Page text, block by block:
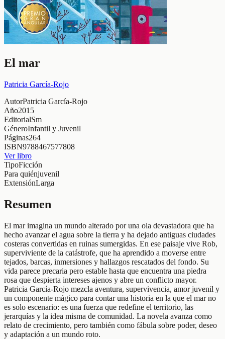
El mar
Patricia García-Rojo
AutorPatricia García-Rojo
Año2015
EditorialSm
GéneroInfantil y Juvenil
Páginas264
ISBN9788467577808
Ver libro
TipoFicción
Para quiénjuvenil
ExtensiónLarga
Resumen
El mar imagina un mundo alterado por una ola devastadora que ha
hecho avanzar el agua sobre la tierra y ha dejado antiguas ciudades
costeras convertidas en ruinas sumergidas. En ese paisaje vive Rob,
superviviente de la catástrofe, que ha aprendido a moverse entre
tejados, barcas, inmersiones y hallazgos rescatados del fondo. Su
vida parece precaria pero estable hasta que encuentra una piedra
rosa que despierta intereses ajenos y abre un conflicto mayor.
Patricia García-Rojo mezcla aventura, supervivencia, amor juvenil y
un componente mágico para contar una historia en la que el mar no
es solo escenario: es una fuerza que redefine el territorio, las
jerarquías y la idea misma de comunidad. La novela avanza como
relato de crecimiento, pero también como fábula sobre poder, deseo
y adaptación a un mundo roto.